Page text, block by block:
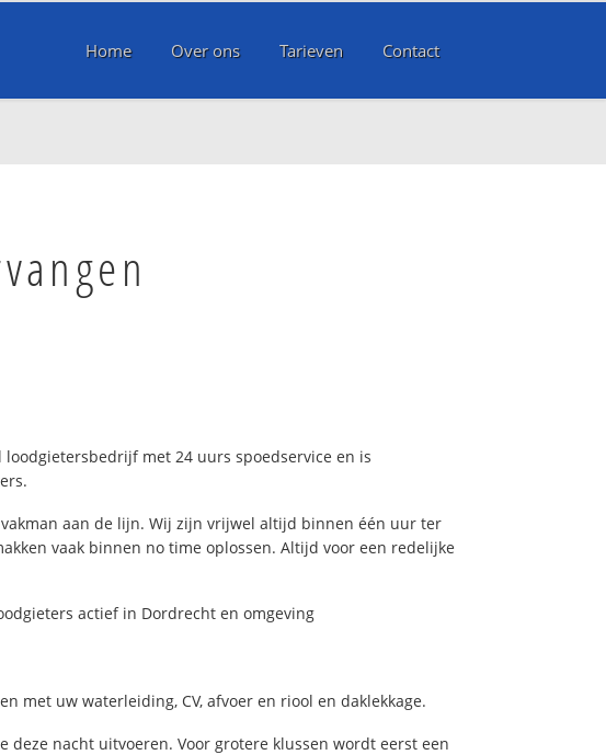
Home Over ons Tarieven Contact
met 24 uurs spoedservice en is
aan de lijn. Wij zijn vrijwel altijd binnen één uur ter
vaak binnen no time oplossen. Altijd voor een redelijke
actief in Dordrecht en omgeving
met uw waterleiding, CV, afvoer en riool en daklekkage.
nacht uitvoeren. Voor grotere klussen wordt eerst een